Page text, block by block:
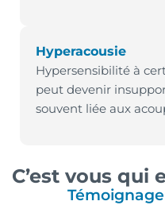
Hyperacousie
Hypersensibilité à
peut devenir
souvent liée aux
C’est vous qui